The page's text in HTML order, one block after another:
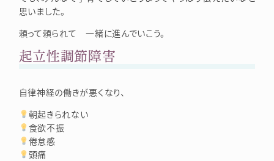
思いました。
頼って頼られて 一緒に進んでいこう。
起立性調節障害
自律神経の働きが悪くなり、
朝起きられない
食欲不振
倦怠感
頭痛